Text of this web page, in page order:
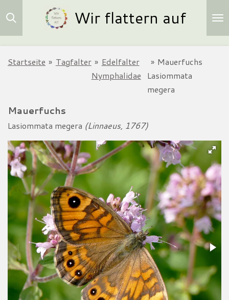
Zum
Hauptinhalt
Wir flattern auf
Startseite » Tagfalter » Edelfalter
Nymphalidae
» Mauerfuchs
Lasiommata
megera
Mauerfuchs
Lasiommata megera (Linnaeus, 1767)